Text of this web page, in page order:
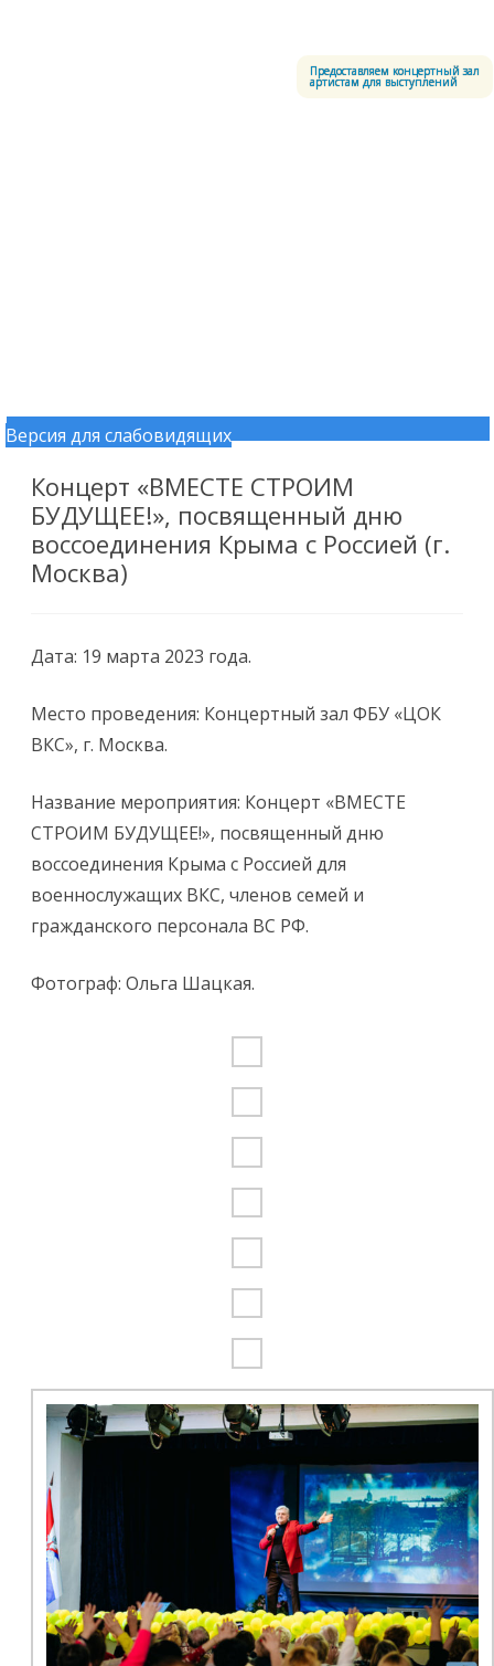
Версия для слабовидящих
Предоставляем концертный зал
артистам для выступлений
Перейти к содержимому
Концерт «ВМЕСТЕ СТРОИМ
БУДУЩЕЕ!», посвященный дню
воссоединения Крыма с Россией (г.
Москва)
Дата: 19 марта 2023 года.
Место проведения: Концертный зал ФБУ «ЦОК
ВКС», г. Москва.
Название мероприятия: Концерт «ВМЕСТЕ
СТРОИМ БУДУЩЕЕ!», посвященный дню
воссоединения Крыма с Россией для
военнослужащих ВКС, членов семей и
гражданского персонала ВС РФ.
Фотограф: Ольга Шацкая.